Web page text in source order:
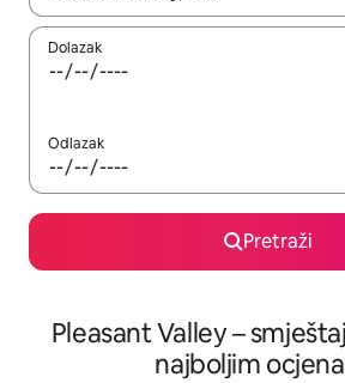
Dolazak
Odlazak
Pretraži
Pleasant Valley –
najboljim